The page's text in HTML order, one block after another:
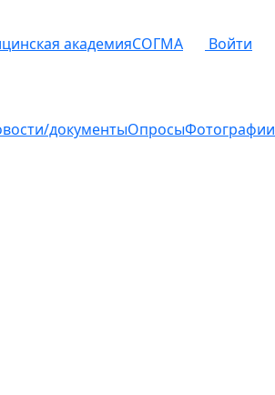
академияСОГМА Войти
документыОпросыФотографии